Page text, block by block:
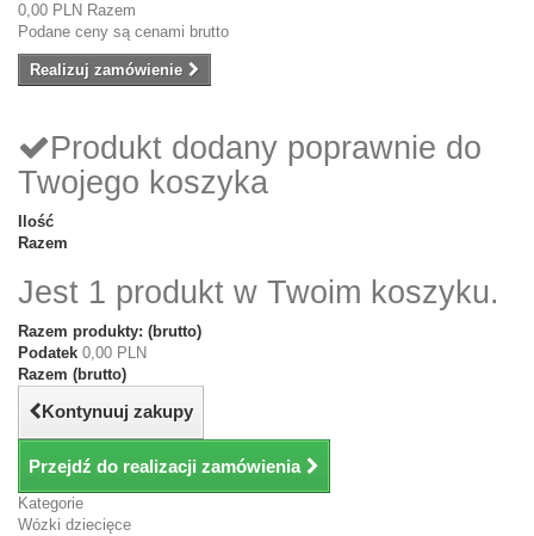
0,00 PLN Razem
Podane ceny są cenami brutto
Realizuj zamówienie
Produkt dodany poprawnie do
Twojego koszyka
Ilość
Razem
Jest 1 produkt w Twoim koszyku.
Razem produkty: (brutto)
Podatek 0,00 PLN
Razem (brutto)
Kontynuuj zakupy
Przejdź do realizacji zamówienia
Kategorie
Wózki dziecięce